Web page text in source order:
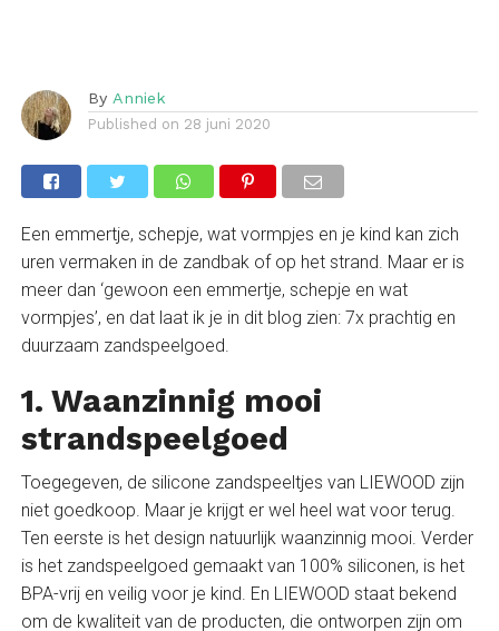
By Anniek
Published on 28 juni 2020
Een emmertje, schepje, wat vormpjes en je kind kan zich
uren vermaken in de zandbak of op het strand. Maar er is
meer dan ‘gewoon een emmertje, schepje en wat
vormpjes’, en dat laat ik je in dit blog zien: 7x prachtig en
duurzaam zandspeelgoed.
1. Waanzinnig mooi
strandspeelgoed
Toegegeven, de silicone zandspeeltjes van LIEWOOD zijn
niet goedkoop. Maar je krijgt er wel heel wat voor terug.
Ten eerste is het design natuurlijk waanzinnig mooi. Verder
is het zandspeelgoed gemaakt van 100% siliconen, is het
BPA-vrij en veilig voor je kind. En LIEWOOD staat bekend
om de kwaliteit van de producten, die ontworpen zijn om